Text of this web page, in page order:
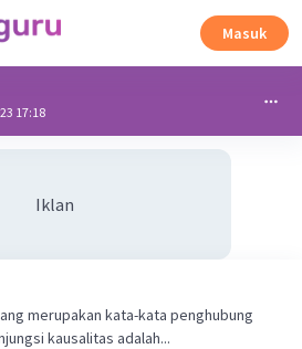
Masuk
17:18
Iklan
merupakan kata-kata penghubung
kausalitas adalah...